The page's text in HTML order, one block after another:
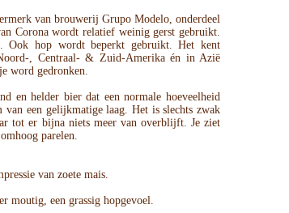
van brouwerij Grupo Modelo, onderdeel
Corona wordt relatief weinig gerst gebruikt.
Ook hop wordt beperkt gebruikt. Het kent
, Centraal- & Zuid-Amerika én in Azië
word gedronken.
en helder bier dat een normale hoeveelheid
een gelijkmatige laag. Het is slechts zwak
tot er bijna niets meer van overblijft. Je ziet
parelen.
van zoete mais.
moutig, een grassig hopgevoel.